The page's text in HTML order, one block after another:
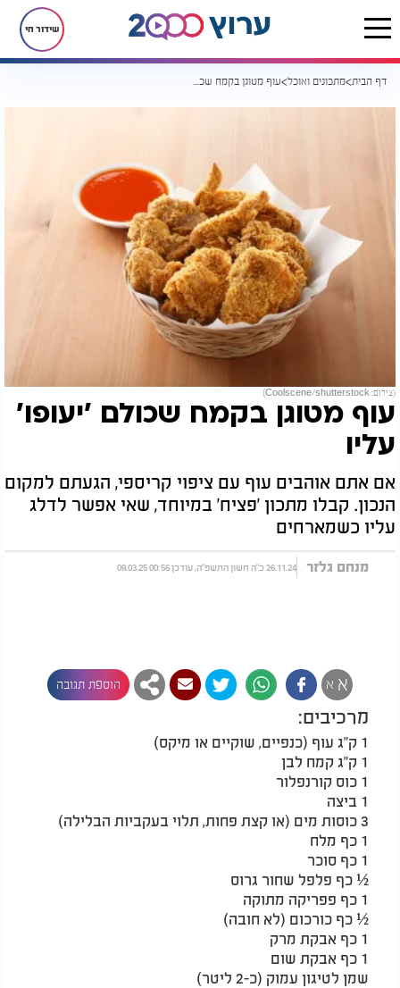
שידור חי
דף הבית מתכונים ואוכל עוף מטוגן בקמח שכולם 'יעופו' עליו
(צילום: Coolscene/shutterstock)
עוף מטוגן בקמח שכולם 'יעופו'
עליו
אם אתם אוהבים עוף עם ציפוי קריספי, הגעתם למקום
הנכון. קבלו מתכון 'פציח' במיוחד, שאי אפשר לדלג
עליו כשמארחים
מנחם גלזר 26.11.24 כ"ה חשון התשפ"ה, עודכן 00:56 09.03.25
א א הוספת תגובה
מרכיבים:
1 ק"ג עוף (כנפיים, שוקיים או מיקס)
1 ק"ג קמח לבן
1 כוס קורנפלור
1 ביצה
3 כוסות מים (או קצת פחות, תלוי בעקביות הבלילה)
1 כף מלח
1 כף סוכר
½ כף פלפל שחור גרוס
1 כף פפריקה מתוקה
½ כף כורכום (לא חובה)
1 כף אבקת מרק
1 כף אבקת שום
שמן לטיגון עמוק (כ-2 ליטר)